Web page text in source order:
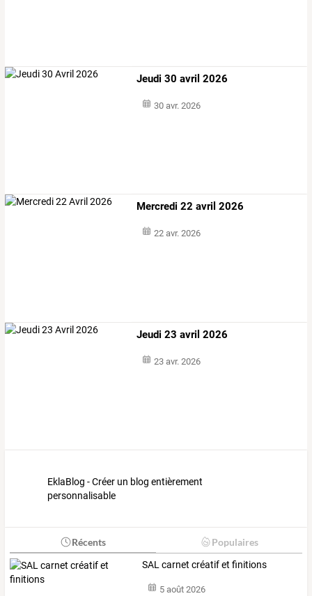
Jeudi 30 avril 2026
30 avr. 2026
Mercredi 22 avril 2026
22 avr. 2026
Jeudi 23 avril 2026
23 avr. 2026
EklaBlog - Créer un blog entièrement
personnalisable
Récents Populaires
SAL carnet créatif et finitions
5 août 2026